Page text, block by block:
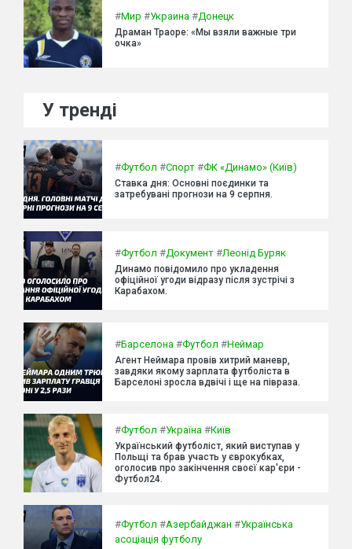
#Мир #Украина #Донецк
Драман Траоре: «Мы взяли важные три
очка»
У тренді
#Футбол #Спорт #ФК «Динамо» (Київ)
Ставка дня: Основні поєдинки та
затребувані прогнози на 9 серпня.
#Футбол #Документ #Леонід Буряк
Динамо повідомило про укладення
офіційної угоди відразу після зустрічі з
Карабахом.
#Барселона #Футбол #Неймар
Агент Неймара провів хитрий маневр,
завдяки якому зарплата футболіста в
Барселоні зросла вдвічі і ще на півраза.
#Футбол #Україна #Київ
Український футболіст, який виступав у
Польщі та брав участь у єврокубках,
оголосив про закінчення своєї кар'єри -
Футбол24.
#Футбол #Азербайджан #Українська
асоціація футболу